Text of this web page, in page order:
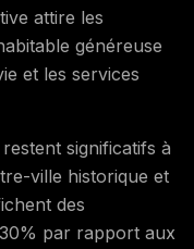
attire les
généreuse
et les services
significatifs à
ville historique et
des
par rapport aux